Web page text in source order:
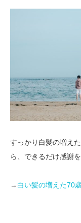
すっかり白髪の増え
ら、できるだけ感謝
→ 白い髪の増えた70